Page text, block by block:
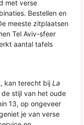
met verse
Bestellen en
meeste zitplaatsen
Tel Aviv-sfeer
aantal tafels
kan terecht bij La
stijl van het oude
13, op ongeveer
je van verse